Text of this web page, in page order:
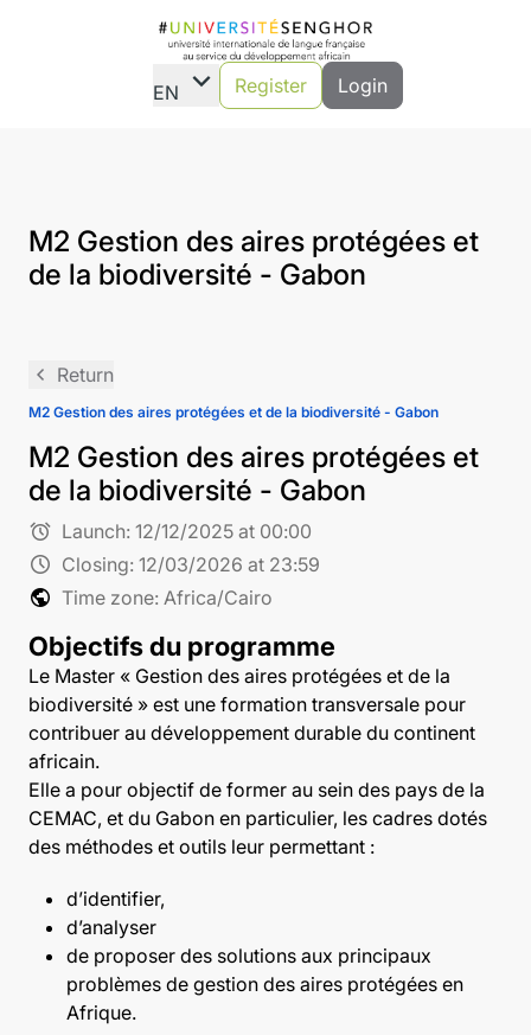
EN expand_more Register Login
M2 Gestion des aires protégées et
de la biodiversité - Gabon
navigate_before Return
M2 Gestion des aires protégées et de la biodiversité - Gabon
M2 Gestion des aires protégées et
de la biodiversité - Gabon
alarm Launch: 12/12/2025 at 00:00
schedule Closing: 12/03/2026 at 23:59
public Time zone: Africa/Cairo
Objectifs du programme
Le Master « Gestion des aires protégées et de la
biodiversité » est une formation transversale pour
contribuer au développement durable du continent
africain.
Elle a pour objectif de former au sein des pays de la
CEMAC, et du Gabon en particulier, les cadres dotés
des méthodes et outils leur permettant :
d’identifier,
d’analyser
de proposer des solutions aux principaux
problèmes de gestion des aires protégées en
Afrique.